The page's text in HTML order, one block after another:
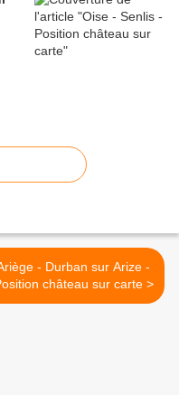
- Durban sur Arize -
Position château sur carte >